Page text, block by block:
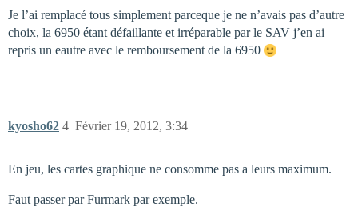
Je l’ai remplacé tous simplement parceque je ne n’avais pas d’autre
choix, la 6950 étant défaillante et irréparable par le SAV j’en ai
repris un eautre avec le remboursement de la 6950
kyosho62 Février 19, 2012, 3:34
4
En jeu, les cartes graphique ne consomme pas a leurs maximum.
Faut passer par Furmark par exemple.